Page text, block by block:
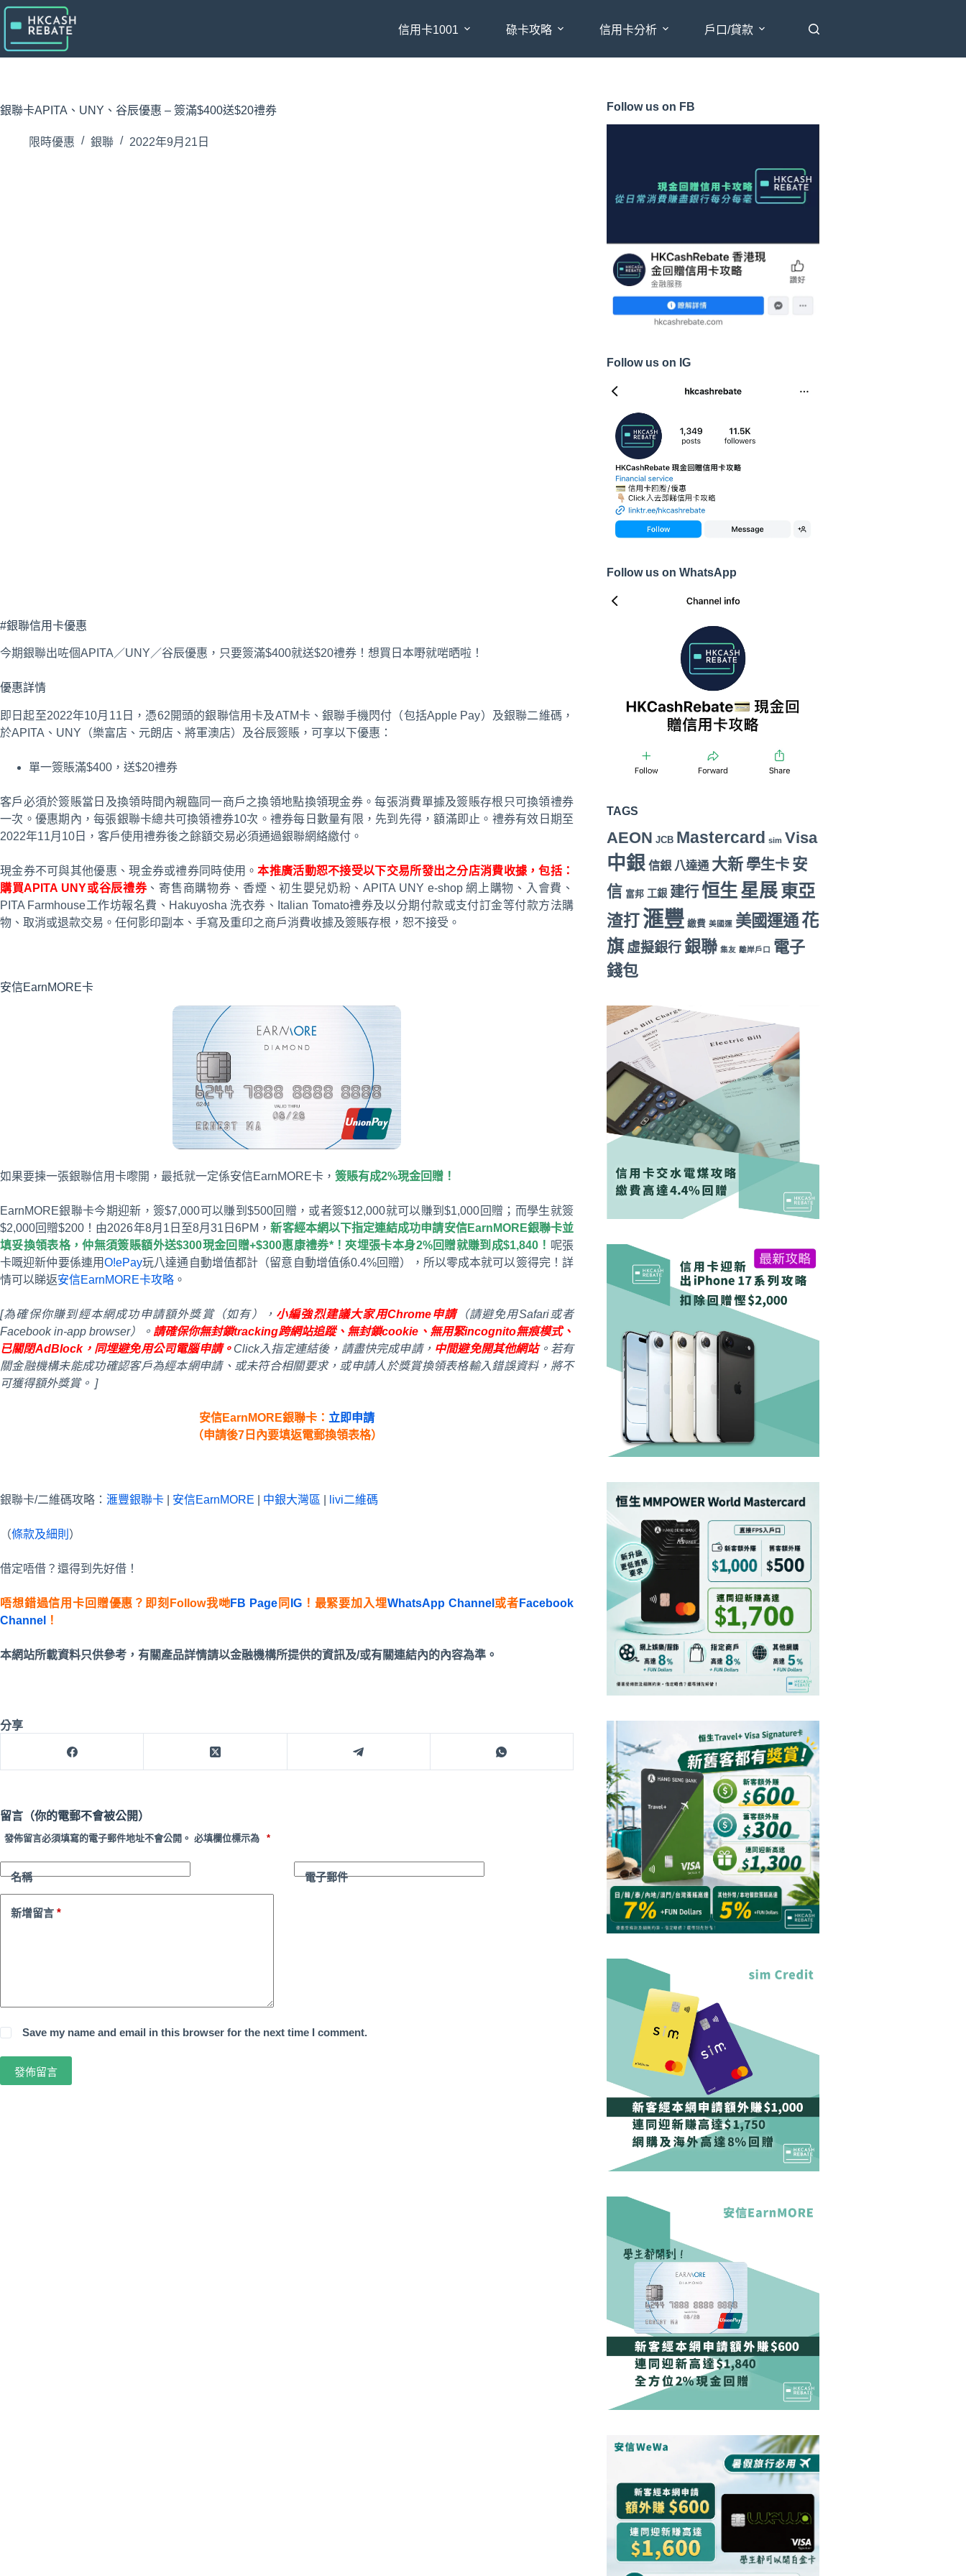
跳
至
主
要
信用卡1001 碌卡攻略 信用卡分析 戶口/貸款
銀聯卡APITA、UNY、谷辰優惠 – 簽滿$400送$20禮券
限時優惠 銀聯 2022年9月21日
#銀聯信用卡優惠
今期銀聯出咗個APITA／UNY／谷辰優惠，只要簽滿$400就送$20禮券！想買日本嘢就啱晒啦！
優惠詳情
即日起至2022年10月11日，憑62開頭的銀聯信用卡及ATM卡、銀聯手機閃付（包括Apple Pay）及銀聯二維碼，
於APITA、UNY（樂富店、元朗店、將軍澳店）及谷辰簽賬，可享以下優惠：
單一簽賬滿$400，送$20禮券
客戶必須於簽賬當日及換領時間內親臨同一商戶之換領地點換領現金券。每張消費單據及簽賬存根只可換領禮券
一次。優惠期內，每張銀聯卡總共可換領禮券10次。禮券每日數量有限，先到先得，額滿即止。禮券有效日期至
2022年11月10日，客戶使用禮券後之餘額交易必須通過銀聯網絡繳付。
現金券不可與其他優惠、現金券或禮券同時使用。本推廣活動恕不接受以下交易所發出之分店消費收據，包括：
購買APITA UNY或谷辰禮券、寄售商購物券、香煙、初生嬰兒奶粉、APITA UNY e-shop 網上購物、入會費、
PITA Farmhouse工作坊報名費、Hakuyosha 洗衣券、Italian Tomato禮券及以分期付款或支付訂金等付款方法購
物、取消或退款交易。任何影印副本、手寫及重印之商戶消費收據及簽賬存根，恕不接受。
安信EarnMORE卡
如果要揀一張銀聯信用卡嚟開，最抵就一定係安信EarnMORE卡， 簽賬有成2%現金回贈！
EarnMORE銀聯卡今期迎新，簽$7,000可以賺到$500回贈，或者簽$12,000就可以賺到$1,000回贈；而學生就簽
$2,000回贈$200！由2026年8月1日至8月31日6PM，新客經本網以下指定連結成功申請安信EarnMORE銀聯卡並
填妥換領表格，仲無須簽賬額外送$300現金回贈+$300惠康禮券*！夾埋張卡本身2%回贈就賺到成$1,840！ 呢張
卡嘅迎新仲要係連用O!ePay玩八達通自動增值都計（留意自動增值係0.4%回贈），所以零成本就可以簽得完！詳
情可以睇返安信EarnMORE卡攻略 。
[為確保你賺到經本網成功申請額外獎賞（如有）， 小編強烈建議大家用Chrome申請（請避免用Safari或者
Facebook in-app browser）。 請確保你無封鎖tracking跨網站追蹤、無封鎖cookie、無用緊incognito無痕模式、
已關閉AdBlock，同埋避免用公司電腦申請。 Click入指定連結後，請盡快完成申請， 中間避免開其他網站。若有
關金融機構未能成功確認客戶為經本網申請、或未符合相關要求，或申請人於獎賞換領表格輸入錯誤資料，將不
可獲得額外獎賞。 ]
安信EarnMORE銀聯卡： 立即申請
（申請後7日內要填返電郵換領表格）
銀聯卡/二維碼攻略： 滙豐銀聯卡 安信EarnMORE 中銀大灣區 livi二維碼
（條款及細則 ）
借定唔借？還得到先好借！
唔想錯過信用卡回贈優惠？即刻Follow我哋FB Page 同 IG！最緊要加入埋WhatsApp Channel 或者 Facebook
Channel
！
本網站所載資料只供參考，有關產品詳情請以金融機構所提供的資訊及/或有關連結內的內容為準。
分享
留言（你的電郵不會被公開）
發佈留言必須填寫的電子郵件地址不會公開。 必填欄位標示為 *
名稱 電子郵件
新增留言 *
Save my name and email in this browser for the next time I comment.
發佈留言
Follow us on FB
Follow us on IG
Follow us on WhatsApp
TAGS
AEON JCB Mastercard sim Visa
中銀 信銀 八達通 大新 學生卡 安
信 富邦 工銀 建行恒生 星展東亞
渣打 滙豐 繳費 美國運 美國運通花
旗 虛擬銀行 銀聯 集友 離岸戶口 電子
錢包